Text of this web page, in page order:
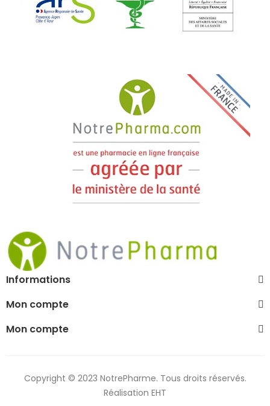
Informations
Mon compte
Mon compte
Copyright © 2023 NotrePharme. Tous droits réservés.
Réalisation EHT